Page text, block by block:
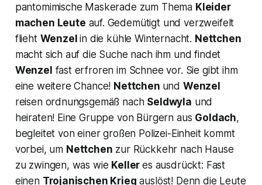
pantomimische Maskerade zum Thema Kleider
machen Leute auf. Gedemütigt und verzweifelt
flieht Wenzelin die kühle Winternacht. Nettchen
macht sich auf die Suche nach ihm und findet
Wenzel fast erfroren im Schnee vor. Sie gibt ihm
eine weitere Chance! Nettchen und Wenzel
reisen ordnungsgemäß nach Seldwyla und
heiraten! Eine Gruppe von Bürgern aus Goldach,
begleitet von einer großen Polizei-Einheit kommt
vorbei, um Nettchen zur Rückkehr nach Hause
zu zwingen, was wie Kelleres ausdrückt: Fast
einen Trojanischen Krieg auslöst! Denn die Leute